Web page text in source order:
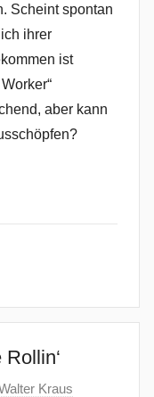
Scheint spontan
ihrer
ist
aber kann
Kraus